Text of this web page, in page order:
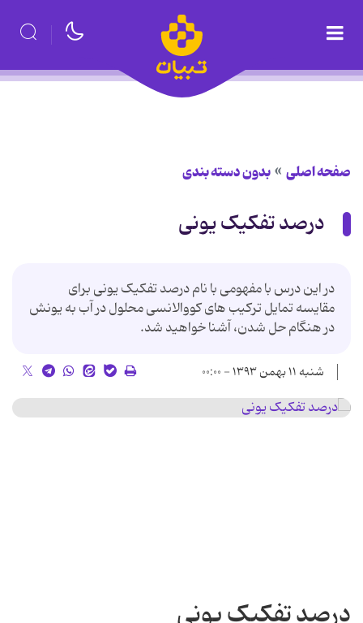
صفحه اصلی بدون دسته بندی
درصد تفکیک یونی
در این درس با مفهومی با نام درصد تفکیک یونی برای
مقایسه تمایل ترکیب های کووالانسی محلول در آب به یونش
در هنگام حل شدن، آشنا خواهید شد.
شنبه ۱۱ بهمن ۱۳۹۳ - ۰۰:۰۰
درصد تفکیک یونی